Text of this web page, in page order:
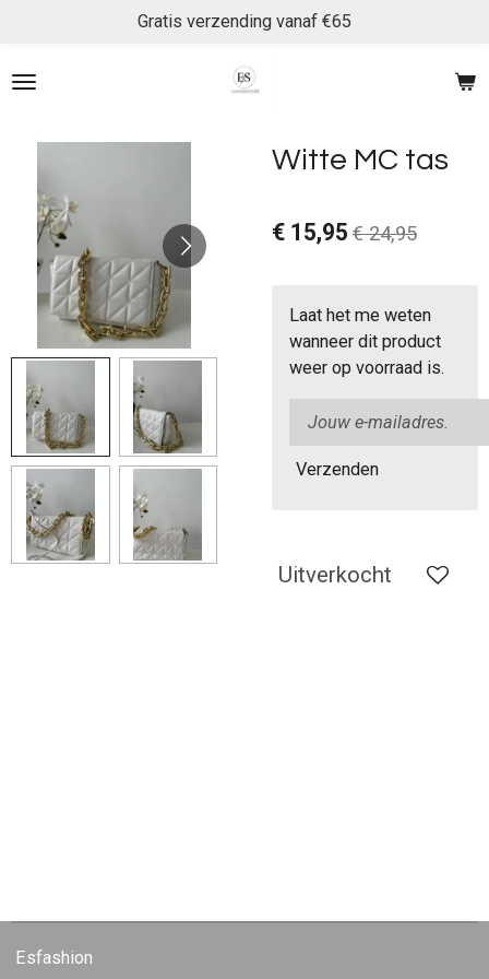
naar
Gratis verzending vanaf €65
Witte MC tas
€ 15,95 € 24,95
Laat het me weten
wanneer dit product
weer op voorraad is.
Verzenden
Uitverkocht
Esfashion